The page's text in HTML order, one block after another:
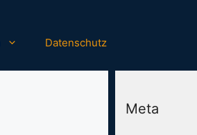
Datenschutz
Meta